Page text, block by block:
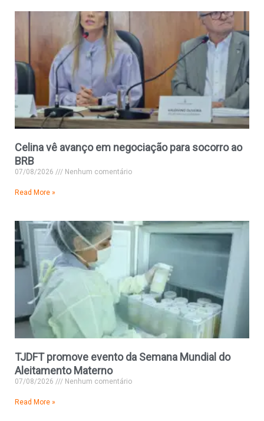
Celina vê avanço em negociação para socorro ao
BRB
07/08/2026 Nenhum comentário
Read More »
TJDFT promove evento da Semana Mundial do
Aleitamento Materno
07/08/2026 Nenhum comentário
Read More »